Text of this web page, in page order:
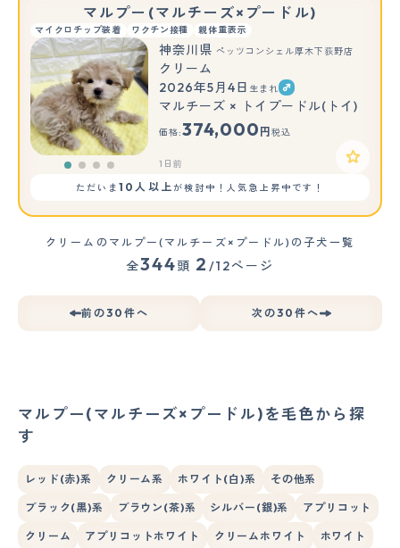
マルプー(マルチーズ×プードル)
マイクロチップ装着 ワクチン接種 親体重表示
神奈川県 ペッツコンシェル厚木下荻野店
クリーム
2026年5月4日 生まれ
マルチーズ × トイプードル(トイ)
価格:374,000 円 税込
1日前
ただいま10人以上が検討中！人気急上昇中です！
クリームのマルプー(マルチーズ×プードル)の子犬一覧
全344頭 2 /12ページ
前の30件へ 次の30件へ
マルプー(マルチーズ×プードル)を毛色から探
す
レッド(赤)系 クリーム系 ホワイト(白)系 その他系
ブラック(黒)系 ブラウン(茶)系 シルバー(銀)系 アプリコット
クリーム アプリコットホワイト クリームホワイト ホワイト